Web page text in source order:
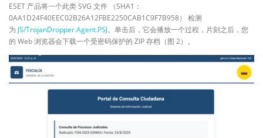
ESET 产品将一个此类 SVG 文件 （SHA1：
0AA1D24F40EEC02B26A12FBE2250CAB1C9F7B958） 检测
为 JS/TrojanDropper.Agent.PSJ。单击后，它会播放一个过程，片刻之后，您
的 Web 浏览器会下载一个受密码保护的 ZIP 存档（图 2）。